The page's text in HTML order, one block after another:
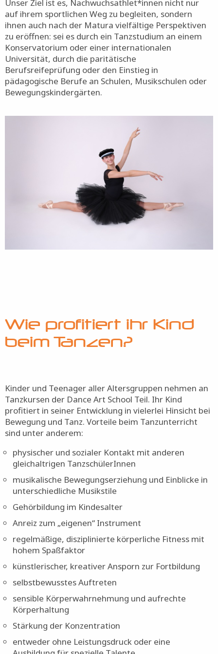
Unser Ziel ist es, Nachwuchsathlet*innen nicht nur
auf ihrem sportlichen Weg zu begleiten, sondern
ihnen auch nach der Matura vielfältige Perspektiven
zu eröffnen: sei es durch ein Tanzstudium an einem
Konservatorium oder einer internationalen
Universität, durch die paritätische
Berufsreifeprüfung oder den Einstieg in
pädagogische Berufe an Schulen, Musikschulen oder
Bewegungskindergärten.
Wie profitiert ihr Kind
beim Tanzen?
Kinder und Teenager aller Altersgruppen nehmen an
Tanzkursen der Dance Art School Teil. Ihr Kind
profitiert in seiner Entwicklung in vielerlei Hinsicht bei
Bewegung und Tanz. Vorteile beim Tanzunterricht
sind unter anderem:
physischer und sozialer Kontakt mit anderen
gleichaltrigen TanzschülerInnen
musikalische Bewegungserziehung und Einblicke in
unterschiedliche Musikstile
Gehörbildung im Kindesalter
Anreiz zum „eigenen“ Instrument
regelmäßige, disziplinierte körperliche Fitness mit
hohem Spaßfaktor
künstlerischer, kreativer Ansporn zur Fortbildung
selbstbewusstes Auftreten
sensible Körperwahrnehmung und aufrechte
Körperhaltung
Stärkung der Konzentration
entweder ohne Leistungsdruck oder eine